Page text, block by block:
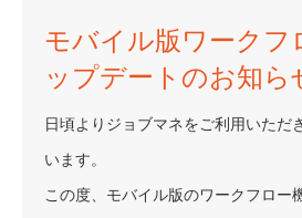
モバイル版ワークフ
ップデートのお知ら
日頃よりジョブマネをご利用いただ
います。
この度、モバイル版のワークフロー